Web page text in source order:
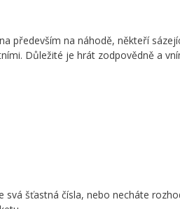
především na náhodě, někteří
Důležité je hrát zodpovědně a
svá šťastná čísla, nebo necháte